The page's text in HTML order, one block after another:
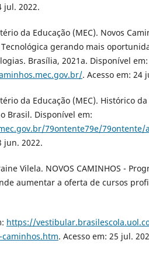
jul. 2022.
da Educação (MEC). Novos
gerando mais
Brasília, 2021a. Disponível em:
. Acesso em: 24
da Educação (MEC). Histórico
Brasil. Disponível em:
79ontente79e/79ontente/
jun. 2022.
Vilela. NOVOS CAMINHOS -
aumentar a oferta de cursos
https://
. Acesso em: 25 jul.